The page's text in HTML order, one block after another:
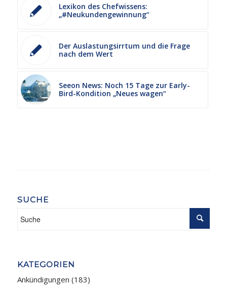
Lexikon des Chefwissens:
„#Neukundengewinnung“
Der Auslastungsirrtum und die Frage
nach dem Wert
Seeon News: Noch 15 Tage zur Early-
Bird-Kondition „Neues wagen“
SUCHE
KATEGORIEN
Ankündigungen (183)